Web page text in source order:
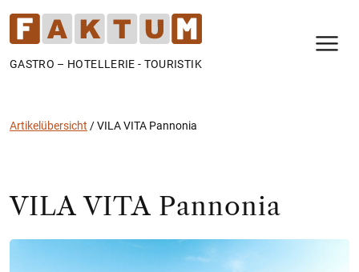
GASTRO – HOTELLERIE - TOURISTIK
Artikelübersicht /VILA VITA Pannonia
VILA VITA Pannonia